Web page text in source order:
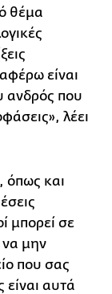
θέμα
είναι
ανδρός που
λέει
όπως και
μπορεί σε
να μην
που σας
είναι αυτά